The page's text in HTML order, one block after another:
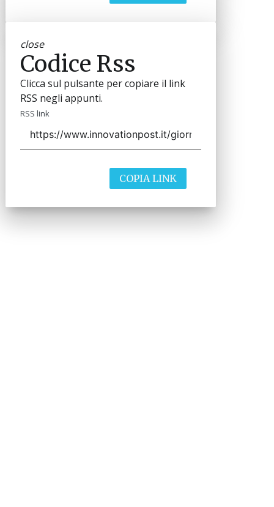
close
Codice Rss
Clicca sul pulsante per copiare il link
RSS negli appunti.
RSS link
COPIA LINK